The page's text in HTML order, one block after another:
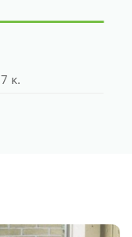
7 κ.